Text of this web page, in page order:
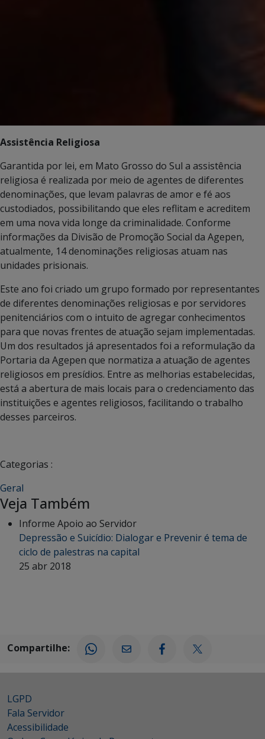
Assistência Religiosa
Garantida por lei, em Mato Grosso do Sul a assistência
religiosa é realizada por meio de agentes de diferentes
denominações, que levam palavras de amor e fé aos
custodiados, possibilitando que eles reflitam e acreditem
em uma nova vida longe da criminalidade. Conforme
informações da Divisão de Promoção Social da Agepen,
atualmente, 14 denominações religiosas atuam nas
unidades prisionais.
Este ano foi criado um grupo formado por representantes
de diferentes denominações religiosas e por servidores
penitenciários com o intuito de agregar conhecimentos
para que novas frentes de atuação sejam implementadas.
Um dos resultados já apresentados foi a reformulação da
Portaria da Agepen que normatiza a atuação de agentes
religiosos em presídios. Entre as melhorias estabelecidas,
está a abertura de mais locais para o credenciamento das
instituições e agentes religiosos, facilitando o trabalho
desses parceiros.
Categorias :
Geral
Veja Também
Informe Apoio ao Servidor
Depressão e Suicídio: Dialogar e Prevenir é tema de
ciclo de palestras na capital
25 abr 2018
Compartilhe:
LGPD
Fala Servidor
Acessibilidade